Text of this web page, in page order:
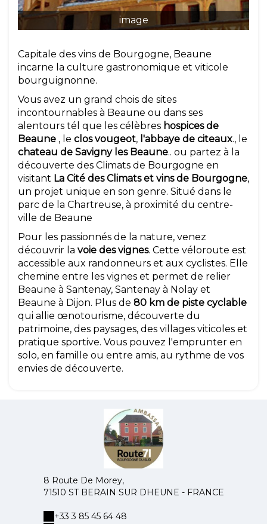
image
Capitale des vins de Bourgogne, Beaune
incarne la culture gastronomique et viticole
bourguignonne.
Vous avez un grand chois de sites
incontournables à Beaune ou dans ses
alentours tél que les célèbres hospices de
Beaune , le clos vougeot, l'abbaye de citeaux., le
chateau de Savigny les Beaune.. ou partez à la
découverte des Climats de Bourgogne en
visitant La Cité des Climats et vins de Bourgogne,
un projet unique en son genre. Situé dans le
parc de la Chartreuse, à proximité du centre-
ville de Beaune
Pour les passionnés de la nature, venez
découvrir la voie des vignes. Cette véloroute est
accessible aux randonneurs et aux cyclistes. Elle
chemine entre les vignes et permet de relier
Beaune à Santenay, Santenay à Nolay et
Beaune à Dijon. Plus de 80 km de piste cyclable
qui allie œnotourisme, découverte du
patrimoine, des paysages, des villages viticoles et
pratique sportive. Vous pouvez l'emprunter en
solo, en famille ou entre amis, au rythme de vos
envies de découverte.
8 Route De Morey,
71510 ST BERAIN SUR DHEUNE - FRANCE
+33 3 85 45 64 48